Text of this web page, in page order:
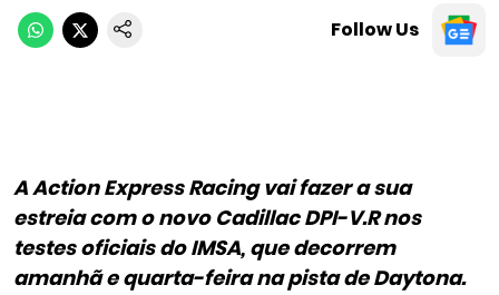
Follow Us
A Action Express Racing vai fazer a sua
estreia com o novo Cadillac DPI-V.R nos
testes oficiais do IMSA, que decorrem
amanhã e quarta-feira na pista de Daytona.